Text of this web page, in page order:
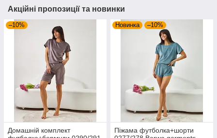
Акційні пропозиції та новинки
–10%
Домашній комплект
Новинка –10%
Піжама футболка+шорти